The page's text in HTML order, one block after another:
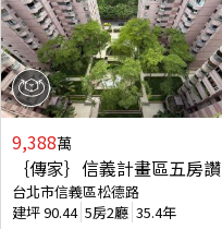
9,388萬
｛傳家｝信義計畫區五房讚
台北市信義區松德路
建坪90.44 5房2廳 35.4年